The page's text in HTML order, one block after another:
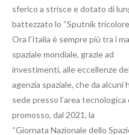
sferico a strisce e dotato di
battezzato lo “Sputnik
Ora l’Italia è sempre più tra i
spaziale mondiale, grazie ad
investimenti, alle eccellenze
agenzia spaziale, che da alcuni
sede presso l’area tecnologica
promosso, dal 2021, la
“Giornata Nazionale dello